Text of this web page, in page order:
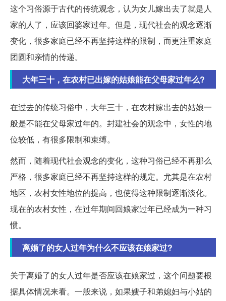
这个习俗源于古代的传统观念，认为女儿嫁出去了就是人
家的人了，应该回婆家过年。但是，现代社会的观念逐渐
变化，很多家庭已经不再坚持这样的限制，而更注重家庭
团圆和亲情的传递。
大年三十，在农村已出嫁的姑娘能在父母家过年么?
在过去的传统习俗中，大年三十，在农村嫁出去的姑娘一
般是不能在父母家过年的。封建社会的观念中，女性的地
位较低，有很多限制和束缚。
然而，随着现代社会观念的变化，这种习俗已经不再那么
严格，很多家庭已经不再坚持这样的规定。尤其是在农村
地区，农村女性地位的提高，也使得这种限制逐渐淡化。
现在的农村女性，在过年期间回娘家过年已经成为一种习
惯。
离婚了的女人过年为什么不应该在娘家过?
关于离婚了的女人过年是否应该在娘家过，这个问题要根
据具体情况来看。一般来说，如果嫂子和弟媳妇与小姑的